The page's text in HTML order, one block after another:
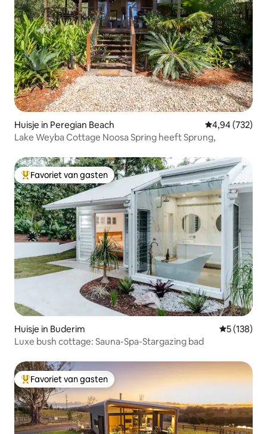
Huisje in Peregian Beach Gemiddelde
4,94 (732)
Lake Weyba Cottage Noosa Spring heeft Sprung,
Topfavoriet van gasten
Favoriet van gasten
Huisje in Buderim
5 (138)
Luxe bush cottage: Sauna-Spa-Stargazing bad
Topfavoriet van gasten
Favoriet van gasten